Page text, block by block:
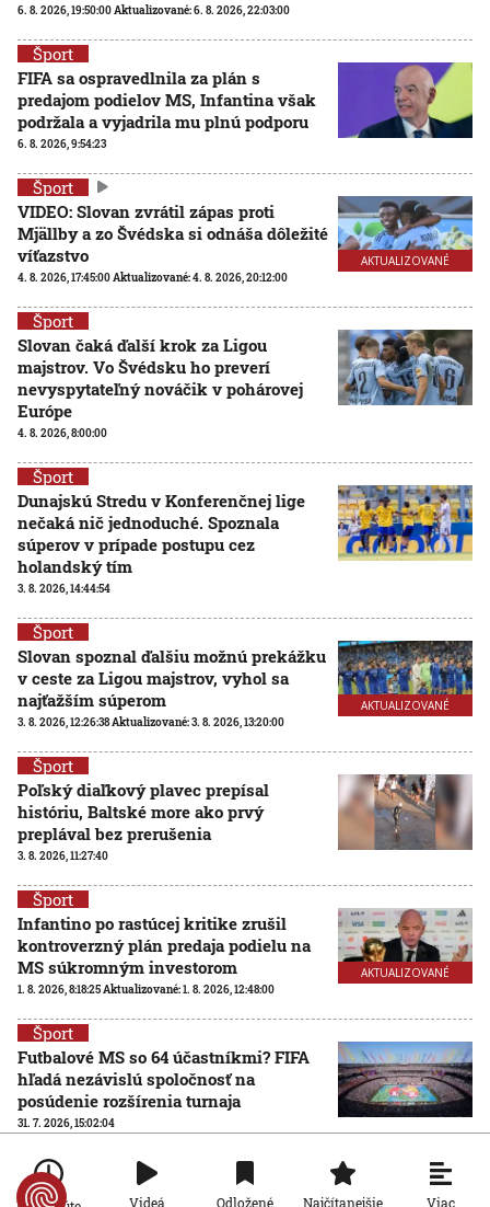
6. 8. 2026, 19:50:00 Aktualizované:6. 8. 2026, 22:03:00
Šport
FIFA sa ospravedlnila za plán s
predajom podielov MS, Infantina však
podržala a vyjadrila mu plnú podporu
6. 8. 2026, 9:54:23
AKTUALIZOVANÉ
Šport
VIDEO: Slovan zvrátil zápas proti
Mjällby a zo Švédska si odnáša dôležité
víťazstvo
4. 8. 2026, 17:45:00 Aktualizované:4. 8. 2026, 20:12:00
Šport
Slovan čaká ďalší krok za Ligou
majstrov. Vo Švédsku ho preverí
nevyspytateľný nováčik v pohárovej
Európe
4. 8. 2026, 8:00:00
Šport
Dunajskú Stredu v Konferenčnej lige
nečaká nič jednoduché. Spoznala
súperov v prípade postupu cez
holandský tím
3. 8. 2026, 14:44:54
AKTUALIZOVANÉ
Šport
Slovan spoznal ďalšiu možnú prekážku
v ceste za Ligou majstrov, vyhol sa
najťažším súperom
3. 8. 2026, 12:26:38 Aktualizované:3. 8. 2026, 13:20:00
Šport
Poľský diaľkový plavec prepísal
históriu, Baltské more ako prvý
preplával bez prerušenia
3. 8. 2026, 11:27:40
AKTUALIZOVANÉ
Šport
Infantino po rastúcej kritike zrušil
kontroverzný plán predaja podielu na
MS súkromným investorom
1. 8. 2026, 8:18:25 Aktualizované:1. 8. 2026, 12:48:00
Šport
Futbalové MS so 64 účastníkmi? FIFA
hľadá nezávislú spoločnosť na
posúdenie rozšírenia turnaja
31. 7. 2026, 15:02:04
Šport
Ďaloga chce vrátiť Zvolen tam, kam
Videá Odložené Najčítanejšie Viac